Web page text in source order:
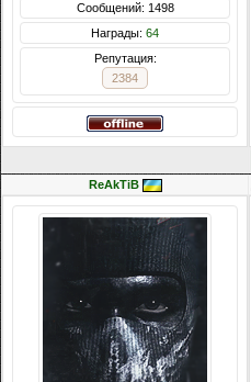
Сообщений: 1498
Награды: 64
Репутация:
2384
ReAkTiB